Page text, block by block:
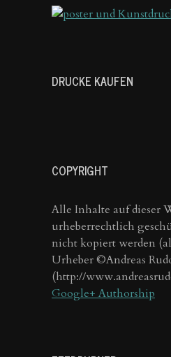
DRUCKE KAUFEN
COPYRIGHT
Alle Inhalte auf dieser
urheberrechtlich
nicht kopiert werden
Urheber ©Andreas
(http://
Google+ Authorship